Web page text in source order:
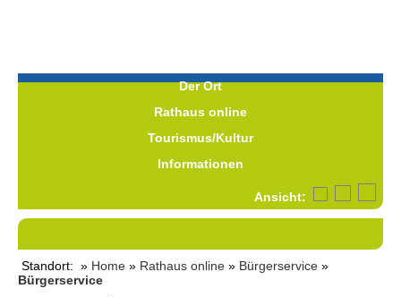
Der Ort
Rathaus online
Tourismus/Kultur
Informationen
Ansicht:
Standort: » Home » Rathaus online » Bürgerservice »
Bürgerservice